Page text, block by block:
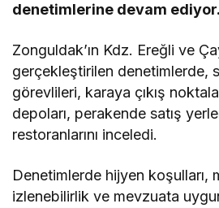
denetimlerine devam ediyor.
Zonguldak’ın Kdz. Ereğli ve
gerçekleştirilen denetimlerde,
görevlileri, karaya çıkış
depoları, perakende satış
restoranlarını inceledi.
Denetimlerde hijyen koşulları,
izlenebilirlik ve mevzuata